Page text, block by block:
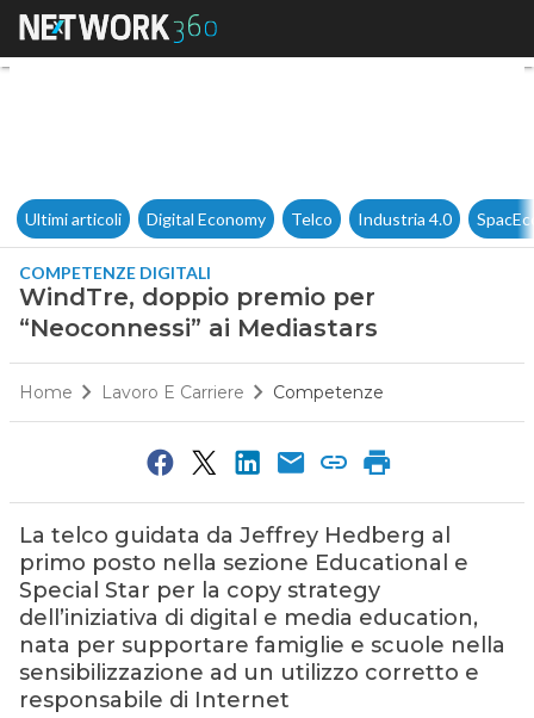
WindTre, doppio premio per
Ultimi articoli Digital Economy Telco Industria 4.0
COMPETENZE DIGITALI
WindTre, doppio premio per
“Neoconnessi” ai Mediastars
Home Lavoro E Carriere Competenze
La telco guidata da Jeffrey Hedberg al
primo posto nella sezione Educational e
Special Star per la copy strategy
dell’iniziativa di digital e media education,
nata per supportare famiglie e scuole nella
sensibilizzazione ad un utilizzo corretto e
responsabile di Internet